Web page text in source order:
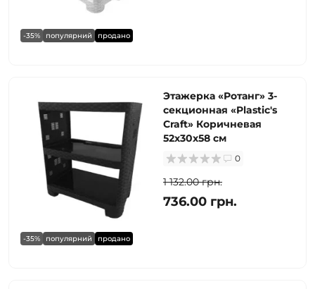
-35% популярний продано
-35% популярний продано
Этажерка «Ротанг» 3-
секционная «Plastic's
Craft» Коричневая
52х30х58 см
0
1 132.00 грн.
736.00 грн.